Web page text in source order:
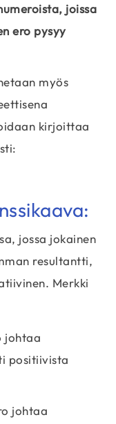
joissa
ero pysyy
myös
kirjoittaa
jossa jokainen
resultantti,
Merkki
johtaa
positiivista
johtaa